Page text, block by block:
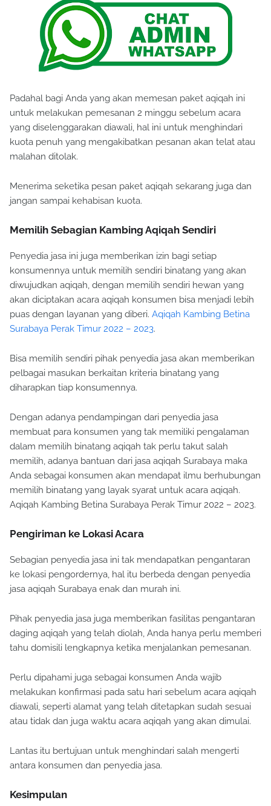
Padahal bagi Anda yang akan memesan paket aqiqah ini
untuk melakukan pemesanan 2 minggu sebelum acara
yang diselenggarakan diawali, hal ini untuk menghindari
kuota penuh yang mengakibatkan pesanan akan telat atau
malahan ditolak.
Menerima seketika pesan paket aqiqah sekarang juga dan
jangan sampai kehabisan kuota.
Memilih Sebagian Kambing Aqiqah Sendiri
Penyedia jasa ini juga memberikan izin bagi setiap
konsumennya untuk memilih sendiri binatang yang akan
diwujudkan aqiqah, dengan memilih sendiri hewan yang
akan diciptakan acara aqiqah konsumen bisa menjadi lebih
puas dengan layanan yang diberi. Aqiqah Kambing Betina
Surabaya Perak Timur 2022 – 2023.
Bisa memilih sendiri pihak penyedia jasa akan memberikan
pelbagai masukan berkaitan kriteria binatang yang
diharapkan tiap konsumennya.
Dengan adanya pendampingan dari penyedia jasa
membuat para konsumen yang tak memiliki pengalaman
dalam memilih binatang aqiqah tak perlu takut salah
memilih, adanya bantuan dari jasa aqiqah Surabaya maka
Anda sebagai konsumen akan mendapat ilmu berhubungan
memilih binatang yang layak syarat untuk acara aqiqah.
Aqiqah Kambing Betina Surabaya Perak Timur 2022 – 2023.
Pengiriman ke Lokasi Acara
Sebagian penyedia jasa ini tak mendapatkan pengantaran
ke lokasi pengordernya, hal itu berbeda dengan penyedia
jasa aqiqah Surabaya enak dan murah ini.
Pihak penyedia jasa juga memberikan fasilitas pengantaran
daging aqiqah yang telah diolah, Anda hanya perlu memberi
tahu domisili lengkapnya ketika menjalankan pemesanan.
Perlu dipahami juga sebagai konsumen Anda wajib
melakukan konfirmasi pada satu hari sebelum acara aqiqah
diawali, seperti alamat yang telah ditetapkan sudah sesuai
atau tidak dan juga waktu acara aqiqah yang akan dimulai.
Lantas itu bertujuan untuk menghindari salah mengerti
antara konsumen dan penyedia jasa.
Kesimpulan